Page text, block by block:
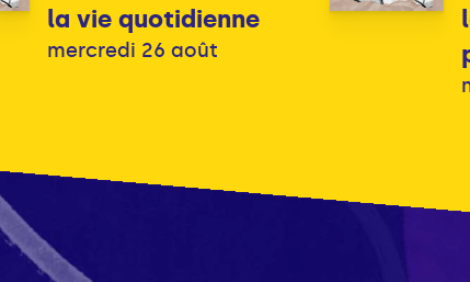
la vie quotidienne
mercredi 26 août